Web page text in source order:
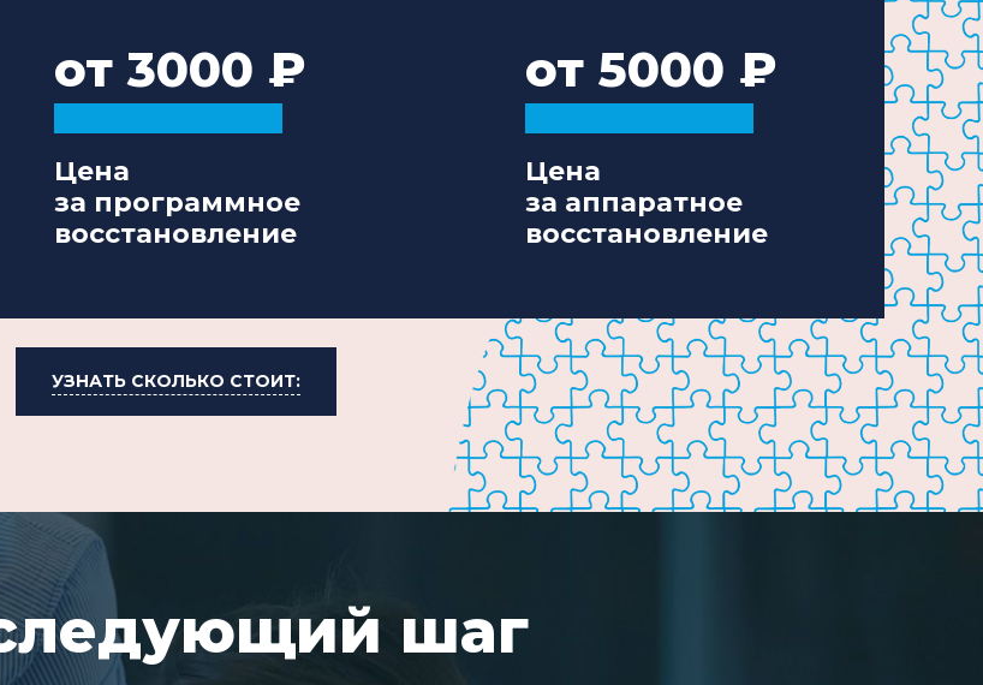
от 3000
Цена
за программное
восстановление
от 5000
Цена
за аппаратное
восстановление
УЗНАТЬ СКОЛЬКО СТОИТ:
шаг